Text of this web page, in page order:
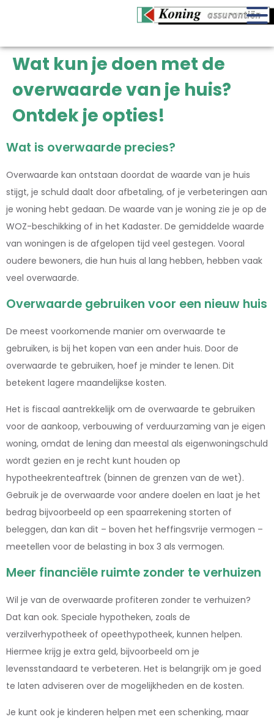
Wat kun je doen met de
overwaarde van je huis?
Ontdek je opties!
Wat is overwaarde precies?
Overwaarde kan ontstaan doordat de waarde van je huis
stijgt, je schuld daalt door afbetaling, of je verbeteringen aan
je woning hebt gedaan. De waarde van je woning zie je op de
WOZ-beschikking of in het Kadaster. De gemiddelde waarde
van woningen is de afgelopen tijd veel gestegen. Vooral
oudere bewoners, die hun huis al lang hebben, hebben vaak
veel overwaarde.
Overwaarde gebruiken voor een nieuw huis
De meest voorkomende manier om overwaarde te
gebruiken, is bij het kopen van een ander huis. Door de
overwaarde te gebruiken, hoef je minder te lenen. Dit
betekent lagere maandelijkse kosten.
Het is fiscaal aantrekkelijk om de overwaarde te gebruiken
voor de aankoop, verbouwing of verduurzaming van je eigen
woning, omdat de lening dan meestal als eigenwoningschuld
wordt gezien en je recht kunt houden op
hypotheekrenteaftrek (binnen de grenzen van de wet).
Gebruik je de overwaarde voor andere doelen en laat je het
bedrag bijvoorbeeld op een spaarrekening storten of
beleggen, dan kan dit – boven het heffingsvrije vermogen –
meetellen voor de belasting in box 3 als vermogen.
Meer financiële ruimte zonder te verhuizen
Wil je van de overwaarde profiteren zonder te verhuizen?
Dat kan ook. Speciale hypotheken, zoals de
verzilverhypotheek of opeethypotheek, kunnen helpen.
Hiermee krijg je extra geld, bijvoorbeeld om je
levensstandaard te verbeteren. Het is belangrijk om je goed
te laten adviseren over de mogelijkheden en de kosten.
Je kunt ook je kinderen helpen met een schenking, maar